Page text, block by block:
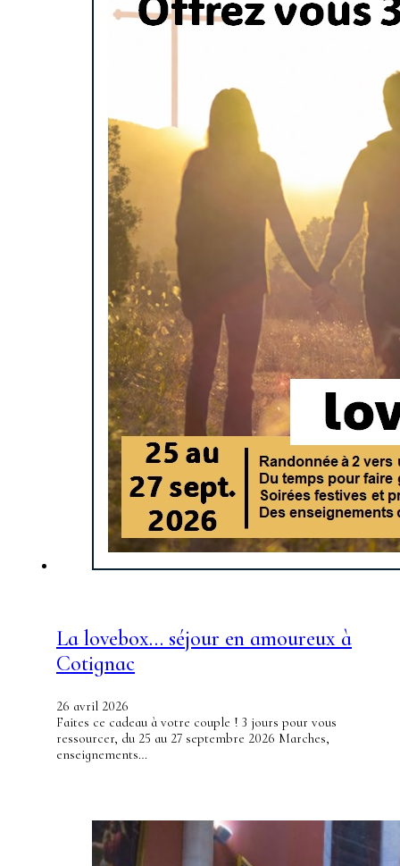
La lovebox… séjour en amoureux à
Cotignac
26 avril 2026
Faites ce cadeau à votre couple ! 3 jours pour vous
ressourcer, du 25 au 27 septembre 2026 Marches,
enseignements…